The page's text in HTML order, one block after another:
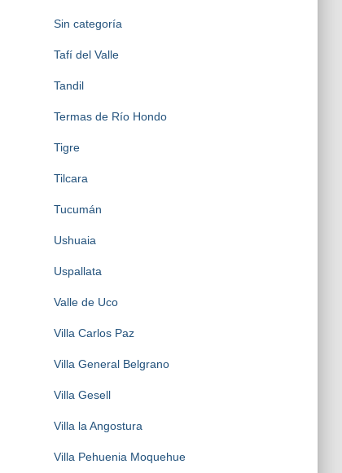
Sin categoría
Tafí del Valle
Tandil
Termas de Río Hondo
Tigre
Tilcara
Tucumán
Ushuaia
Uspallata
Valle de Uco
Villa Carlos Paz
Villa General Belgrano
Villa Gesell
Villa la Angostura
Villa Pehuenia Moquehue